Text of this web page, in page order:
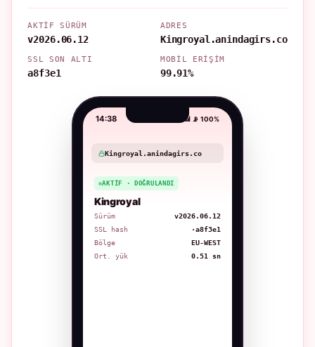
AKTIF SÜRÜM
v2026.06.12
ADRES
Kingroyal.anindagirs.co
SSL SON ALTI
a8f3e1
MOBIL ERIŞIM
99.91%
14:38 📶 📡 100%
Kingroyal.anindagirs.co
AKTIF · DOĞRULANDI
Kingroyal
Sürüm
v2026.06.12
SSL hash
·a8f3e1
Bölge
EU-WEST
Ort. yük
0.51 sn